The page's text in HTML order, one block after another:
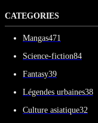
CATEGORIES
Mangas471
Science-fiction84
Fantasy39
Légendes urbaines38
Culture asiatique32